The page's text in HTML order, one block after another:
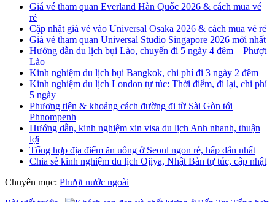
Giá vé tham quan Everland Hàn Quốc 2026 & cách mua vé
rẻ
Cập nhật giá vé vào Universal Osaka 2026 & cách mua vé rẻ
Giá vé tham quan Universal Studio Singapore 2026 mới nhất
Hướng dẫn du lịch bụi Lào, chuyến đi 5 ngày 4 đêm – Phượt
Lào
Kinh nghiệm du lịch bụi Bangkok, chi phí đi 3 ngày 2 đêm
Kinh nghiệm du lịch London tự túc: Thời điểm, đi lại, chi phí
5 ngày
Phương tiện & khoảng cách đường đi từ Sài Gòn tới
Phnompenh
Hướng dẫn, kinh nghiệm xin visa du lịch Anh nhanh, thuận
lợi
Tổng hợp địa điểm ăn uống ở Seoul ngon rẻ, hấp dẫn nhất
Chia sẻ kinh nghiệm du lịch Ojiya, Nhật Bản tự túc, cập nhật
Chuyên mục: Phượt nước ngoài